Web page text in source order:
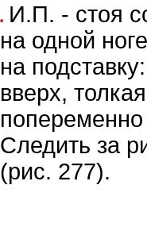
И.П. - стоя
на одной
на
вверх,
Следить за
(рис. 277).